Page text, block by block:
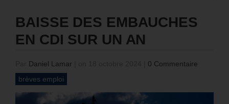
BAISSE DES EMBAUCHES
EN CDI SUR UN AN
Daniel Lamar
0 Commentaire
brèves emploi